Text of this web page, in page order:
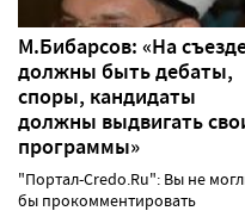
М.Бибарсов: «На
должны быть дебаты,
споры, кандидаты
должны выдвигать
программы»
"Портал-Credo.Ru": Вы не
бы прокомментировать